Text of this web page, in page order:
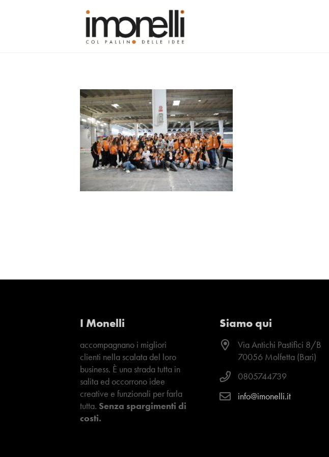
I Monelli
accompagnano i migliori
clienti nella scalata del loro
business. È una strada tutta in
salita ed occorrono idee
creative e funzionali per farla
tutta. Senza spargimenti di
costi.
Siamo qui
Via Antichi Pastifici 8/B
70056 Molfetta (Bari)
0805744739
info@imonelli.it